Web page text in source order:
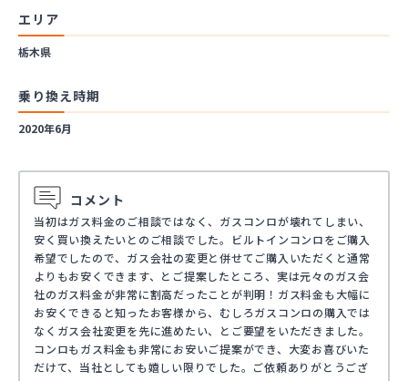
エリア
栃木県
乗り換え時期
2020年6月
コメント
当初はガス料金のご相談ではなく、ガスコンロが壊れてしまい、
安く買い換えたいとのご相談でした。ビルトインコンロをご購入
希望でしたので、ガス会社の変更と併せてご購入いただくと通常
よりもお安くできます、とご提案したところ、実は元々のガス会
社のガス料金が非常に割高だったことが判明！ガス料金も大幅に
お安くできると知ったお客様から、むしろガスコンロの購入では
なくガス会社変更を先に進めたい、とご要望をいただきました。
コンロもガス料金も非常にお安いご提案ができ、大変お喜びいた
だけて、当社としても嬉しい限りでした。ご依頼ありがとうござ